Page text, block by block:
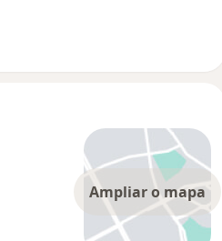
Ampliar o mapa